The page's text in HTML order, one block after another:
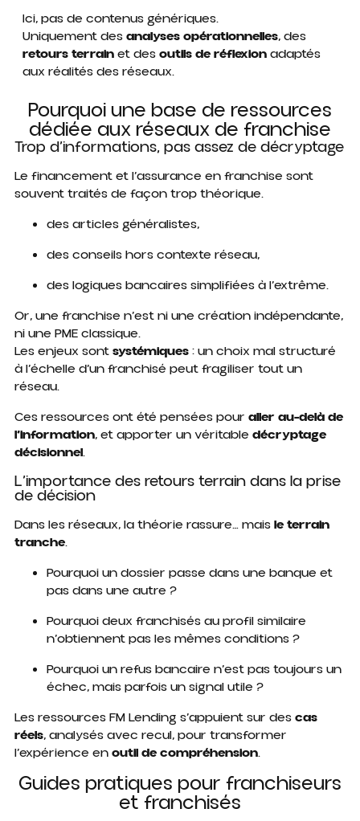
Ici, pas de contenus génériques.
Uniquement desanalyses opérationnelles, des
retours terrainet desoutils de réflexionadaptés
aux réalités des réseaux.
Pourquoi une base de ressources
dédiée aux réseaux de franchise
Trop d’informations, pas assez de décryptage
Le financement et l’assurance en franchise sont
souvent traités de façon trop théorique.
des articles généralistes,
des conseils hors contexte réseau,
des logiques bancaires simplifiées à l’extrême.
Or, une franchise n’est ni une création indépendante,
ni une PME classique.
Les enjeux sontsystémiques: un choix mal structuré
à l’échelle d’un franchisé peut fragiliser tout un
réseau.
Ces ressources ont été pensées pour aller au-delà de
l’information, et apporter un véritable décryptage
décisionnel.
L’importance des retours terrain dans la prise
de décision
Dans les réseaux, la théorie rassure… maisle terrain
tranche.
Pourquoi un dossier passe dans une banque et
pas dans une autre ?
Pourquoi deux franchisés au profil similaire
n’obtiennent pas les mêmes conditions ?
Pourquoi un refus bancaire n’est pas toujours un
échec, mais parfois un signal utile ?
Les ressources FM Lending s’appuient sur descas
réels, analysés avec recul, pour transformer
l’expérience enoutil de compréhension.
Guides pratiques pour franchiseurs
et franchisés